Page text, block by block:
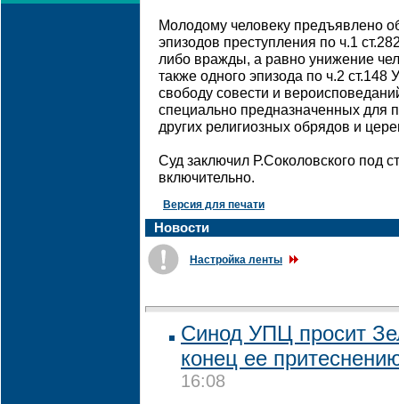
Молодому человеку предъявлено
эпизодов преступления по ч.1
либо вражды, а равно унижение
также одного эпизода по ч.2
свободу совести и
специально предназначенных для
других религиозных обрядов и
Суд заключил Р.Соколовского под
включительно.
Версия для печати
Новости
Настройка ленты
Синод УПЦ просит
конец ее
16:08